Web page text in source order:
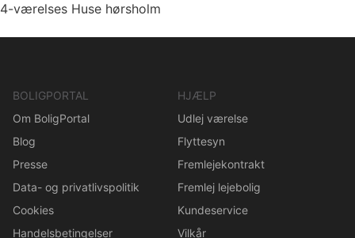
4-værelses Huse hørsholm
BOLIGPORTAL
Om BoligPortal
Blog
Presse
Data- og privatlivspolitik
Cookies
Handelsbetingelser
HJÆLP
Udlej værelse
Flyttesyn
Fremlejekontrakt
Fremlej lejebolig
Kundeservice
Vilkår